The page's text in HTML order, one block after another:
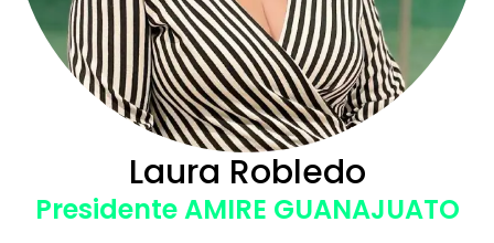
Laura Robledo
Presidente AMIRE GUANAJUATO